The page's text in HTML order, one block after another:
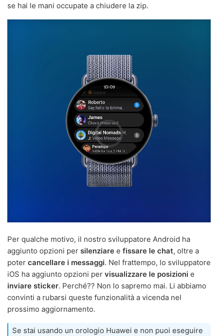
se hai le mani occupate a chiudere la zip.
Per qualche motivo, il nostro sviluppatore Android ha
aggiunto opzioni per silenziare e fissare le chat, oltre a
poter cancellare i messaggi. Nel frattempo, lo sviluppatore
iOS ha aggiunto opzioni per visualizzare le posizioni e
inviare sticker. Perché?? Non lo sapremo mai. Li abbiamo
convinti a rubarsi queste funzionalità a vicenda nel
prossimo aggiornamento.
Se stai usando un orologio Huawei e non puoi eseguire